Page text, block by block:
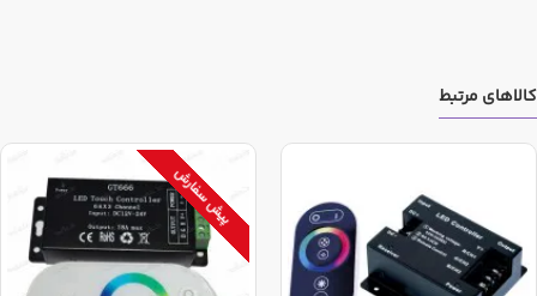
کالاهای مرتبط
پیش سفارش